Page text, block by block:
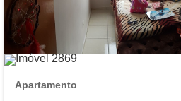
Apartamento